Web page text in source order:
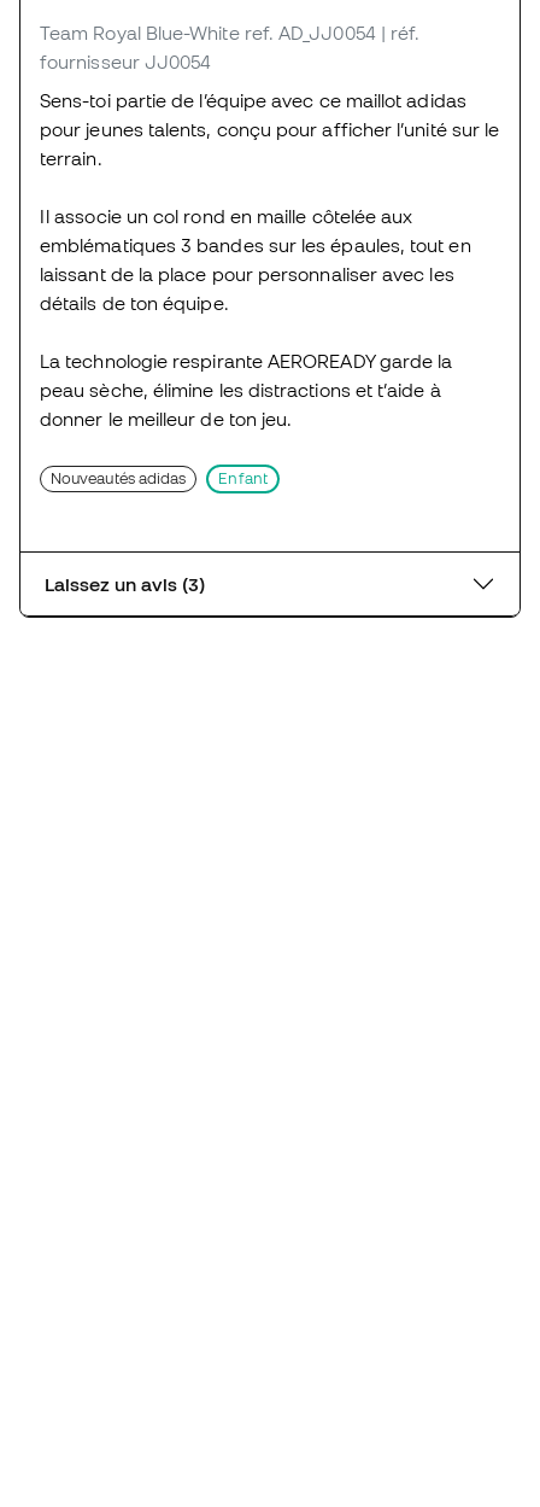
Team Royal Blue-White ref. AD_JJ0054 | réf.
fournisseur JJ0054
Sens-toi partie de l’équipe avec ce maillot adidas
pour jeunes talents, conçu pour afficher l’unité sur le
terrain.
Il associe un col rond en maille côtelée aux
emblématiques 3 bandes sur les épaules, tout en
laissant de la place pour personnaliser avec les
détails de ton équipe.
La technologie respirante AEROREADY garde la
peau sèche, élimine les distractions et t’aide à
donner le meilleur de ton jeu.
Nouveautés adidas Enfant
Laissez un avis (3)